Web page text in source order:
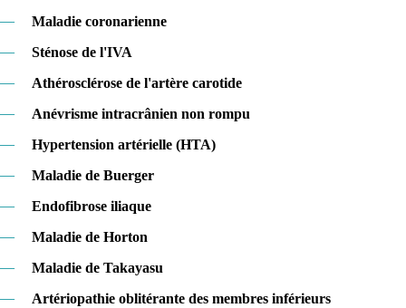
—
Maladie coronarienne
—
Sténose de l'IVA
—
Athérosclérose de l'artère carotide
—
Anévrisme intracrânien non rompu
—
Hypertension artérielle (HTA)
—
Maladie de Buerger
—
Endofibrose iliaque
—
Maladie de Horton
—
Maladie de Takayasu
—
Artériopathie oblitérante des membres inférieurs